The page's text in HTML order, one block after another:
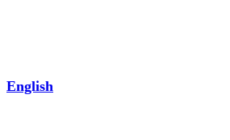
English